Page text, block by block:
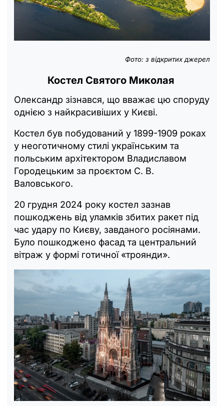
Фото: з відкритих джерел
Костел Святого Миколая
Олександр зізнався, що вважає цю споруду
однією з найкрасивіших у Києві.
Костел був побудований у 1899-1909 роках
у неоготичному стилі українським та
польським архітектором Владиславом
Городецьким за проєктом С. В.
Валовського.
20 грудня 2024 року костел зазнав
пошкоджень від уламків збитих ракет під
час удару по Києву, завданого росіянами.
Було пошкоджено фасад та центральний
вітраж у формі готичної «троянди».